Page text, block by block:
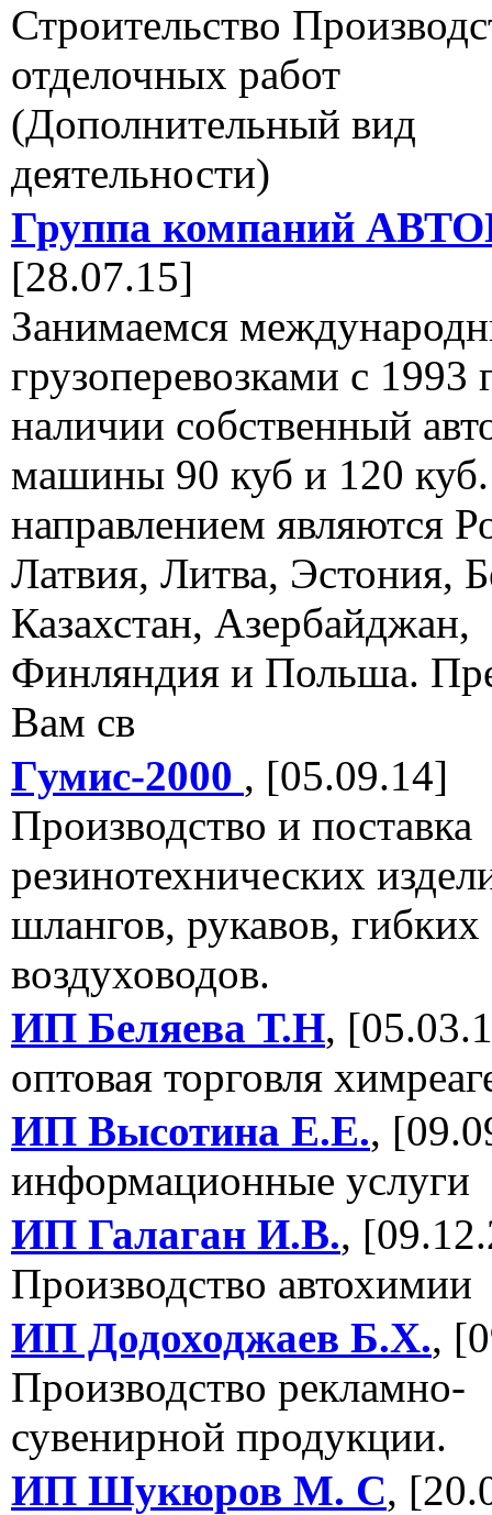
Строительство
отделочных работ
(Дополнительный вид
деятельности)
Группа компаний
[28.07.15]
Занимаемся
грузоперевозками с 1993
наличии собственный
машины 90 куб и 120
направлением являются
Латвия, Литва, Эстония,
Казахстан, Азербайджан,
Финляндия и Польша.
Вам св
Гумис-2000 , [05.09.14]
Производство и поставка
резинотехнических
шлангов, рукавов, гибких
воздуховодов.
ИП Беляева Т.Н,
оптовая торговля
ИП Высотина Е.Е.,
информационные услуги
ИП Галаган И.В.,
Производство автохимии
ИП Додоходжаев Б.Х.,
Производство рекламно-
сувенирной продукции.
ИП Шукюров М. С,